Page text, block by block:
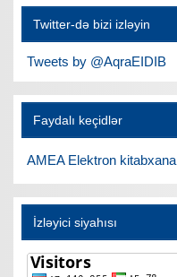
Twitter-də bizi izləyin
Tweets by @AqraEIDIB
Faydalı keçidlər
AMEA Elektron kitabxana
İzləyici siyahısı